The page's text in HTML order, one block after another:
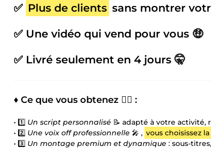
✅ Plus de clients sans montrer
✅ Une vidéo qui vend pour vous 🤑
✅ Livré seulement en 4 jours 🤫
♦️ Ce que vous obtenez 👇🏻 :
•⁠ ⁠1️⃣ Un script personnalisé 📝 adapté à votre activité,
•⁠ ⁠2️⃣ Une voix off professionnelle 🎤 , vous choisissez
•⁠ ⁠3️⃣ Un montage premium et dynamique : sous-